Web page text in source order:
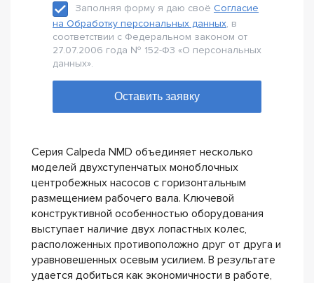
Заполняя форму я даю своё Согласие
на Обработку персональных данных, в
соответствии с Федеральном законом от
27.07.2006 года № 152-Ф3 «О персональных
данных».
Серия Calpeda NMD объединяет несколько
моделей двухступенчатых моноблочных
центробежных насосов с горизонтальным
размещением рабочего вала. Ключевой
конструктивной особенностью оборудования
выступает наличие двух лопастных колес,
расположенных противоположно друг от друга и
уравновешенных осевым усилием. В результате
удается добиться как экономичности в работе,